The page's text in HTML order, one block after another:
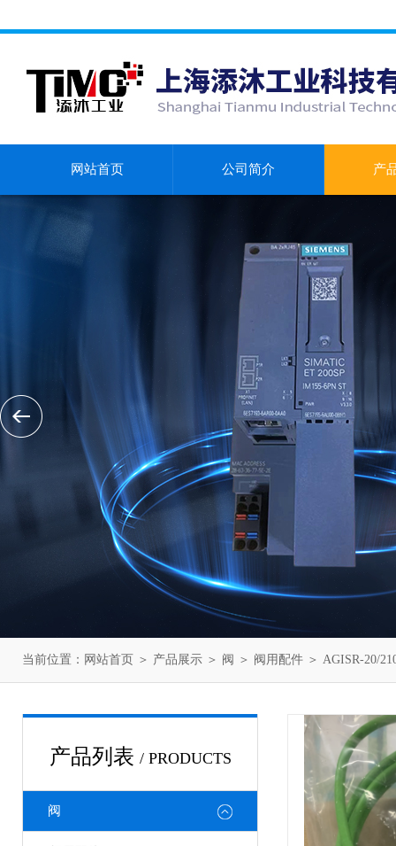
网站首页 公司简介 产
当前位置： 网站首页 ＞ 产品展示 ＞ 阀 ＞ 阀用配件 ＞ AGISR-20/
产品列表 / PRODUCTS
阀